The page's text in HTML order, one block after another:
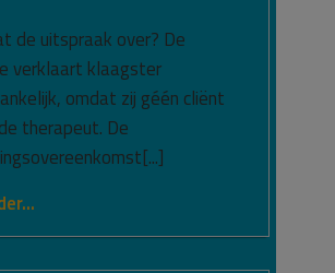
de uitspraak over? De
verklaart klaagster
omdat zij géén cliënt
therapeut. De